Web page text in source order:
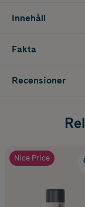
ansiktsrengöring,
eller effektiv
Innehåll
Fakta
Recensioner
Nice Price